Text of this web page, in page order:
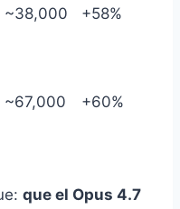
~38,000 +58%
~67,000 +60%
que el Opus 4.7